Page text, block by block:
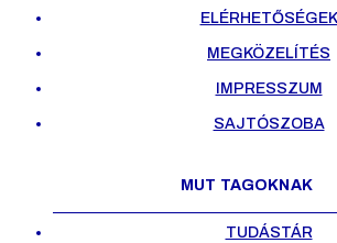
ELÉRHETŐSÉGEK
MEGKÖZELÍTÉS
IMPRESSZUM
SAJTÓSZOBA
MUT TAGOKNAK
TUDÁSTÁR